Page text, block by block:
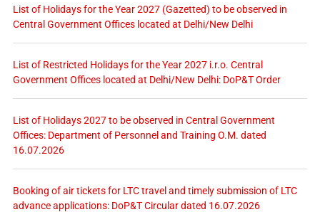
List of Holidays for the Year 2027 (Gazetted) to be observed in
Central Government Offices located at Delhi/New Delhi
List of Restricted Holidays for the Year 2027 i.r.o. Central
Government Offices located at Delhi/New Delhi: DoP&T Order
List of Holidays 2027 to be observed in Central Government
Offices: Department of Personnel and Training O.M. dated
16.07.2026
Booking of air tickets for LTC travel and timely submission of LTC
advance applications: DoP&T Circular dated 16.07.2026